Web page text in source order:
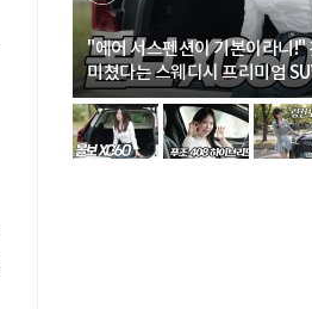
"에어 서스펜션이 기본이라니!"
미쳤다는 스웨디시 프리미엄
B5 울트라'